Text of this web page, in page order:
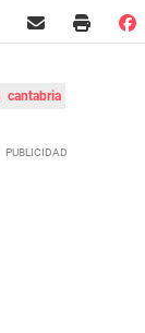
cantabria